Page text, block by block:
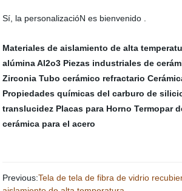
Sí, la personalizacióN es bienvenido .
Materiales de aislamiento de alta
alúmina Al2o3 Piezas industriales de
Zirconia Tubo cerámico refractario
Propiedades químicas del carburo de
translucidez Placas para Horno Termopar
cerámica para el acero
Previous:Tela de tela de fibra de vidrio